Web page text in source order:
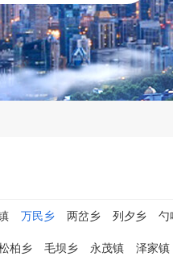
万民乡 两岔乡 列夕乡 勺
柏乡 毛坝乡 永茂镇 泽家镇